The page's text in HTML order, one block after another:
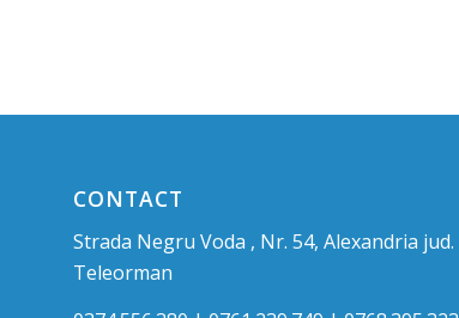
CONTACT
Strada Negru Voda , Nr. 54, Alexandria jud.
Teleorman